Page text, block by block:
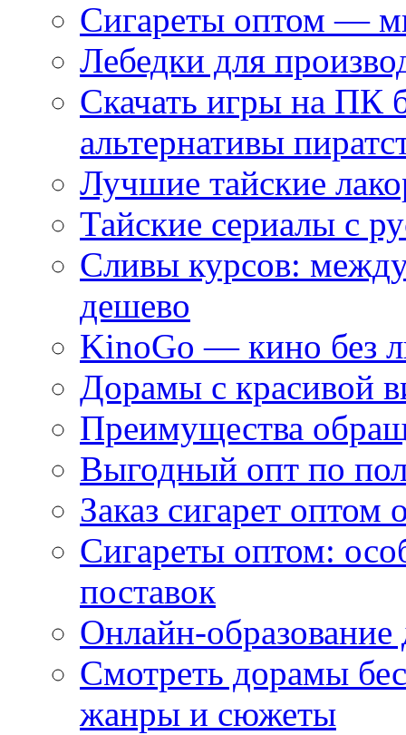
Сигареты оптом —
Лебедки для
Скачать игры на ПК
альтернативы
Лучшие тайские
Тайские сериалы с
Сливы курсов:
дешево
KinoGo — кино без
Дорамы с красивой
Преимущества
Выгодный опт по
Заказ сигарет оптом
Сигареты оптом:
поставок
Онлайн-
Смотреть дорамы
жанры и сюжеты